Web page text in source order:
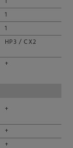
1
1
HP3 / CX2
+
+
+
+